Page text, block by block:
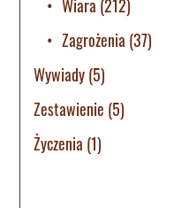
Wiara (212)
Zagrożenia (37)
Wywiady(5)
Zestawienie (5)
Życzenia (1)